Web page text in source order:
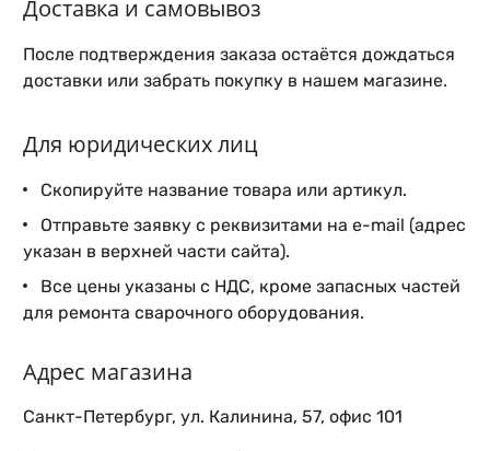
Доставка и самовывоз
После подтверждения заказа остаётся дождаться
доставки или забрать покупку в нашем магазине.
Для юридических лиц
Скопируйте название товара или артикул.
Отправьте заявку с реквизитами на e-mail (адрес
указан в верхней части сайта).
Все цены указаны с НДС, кроме запасных частей
для ремонта сварочного оборудования.
Адрес магазина
Санкт-Петербург, ул. Калинина, 57, офис 101